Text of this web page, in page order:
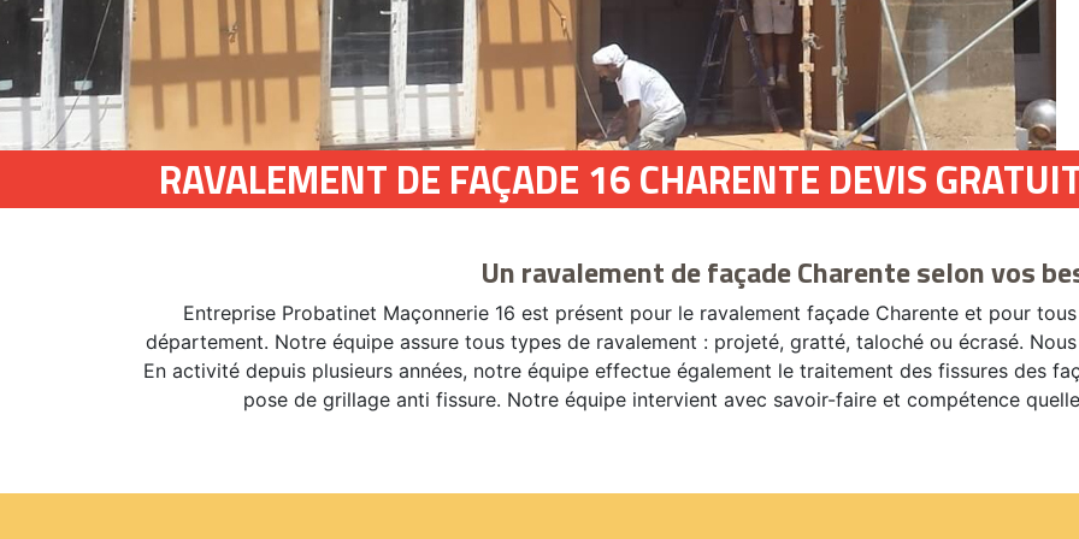
RAVALEMENT DE FAÇADE 16 CHARENTE DEVIS
Un ravalement de façade Charente selon vos
Entreprise Probatinet Maçonnerie 16 est présent pour le ravalement façade Charente et pour
département. Notre équipe assure tous types de ravalement : projeté, gratté, taloché ou écrasé.
En activité depuis plusieurs années, notre équipe effectue également le traitement des fissures des
pose de grillage anti fissure. Notre équipe intervient avec savoir-faire et compétence